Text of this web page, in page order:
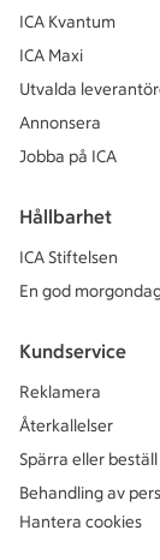
ICA Kvantum
ICA Maxi
Utvalda
Annonsera
Jobba på ICA
Hållbarhet
ICA Stiftelsen
En god
Kundservice
Reklamera
Återkallelser
Spärra eller
Behandling av
Hantera cookies